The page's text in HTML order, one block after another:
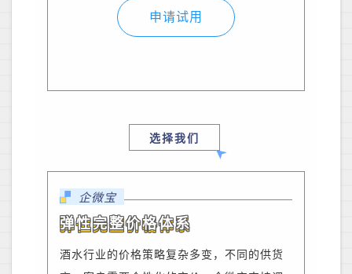
申请试用
选择我们
企微宝
弹性完整价格体系
酒水行业的价格策略复杂多变，不同的供货